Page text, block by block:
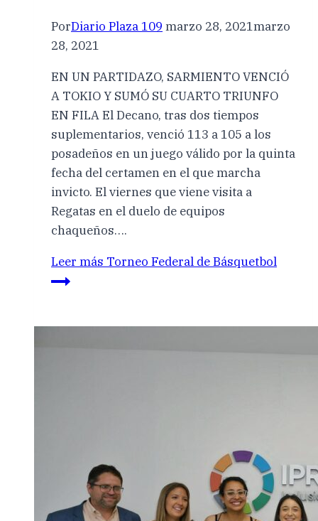
PorDiario Plaza 109 marzo 28, 2021marzo
28, 2021
EN UN PARTIDAZO, SARMIENTO VENCIÓ
A TOKIO Y SUMÓ SU CUARTO TRIUNFO
EN FILA El Decano, tras dos tiempos
suplementarios, venció 113 a 105 a los
posadeños en un juego válido por la quinta
fecha del certamen en el que marcha
invicto. El viernes que viene visita a
Regatas en el duelo de equipos
chaqueños….
Leer más Torneo Federal de Básquetbol